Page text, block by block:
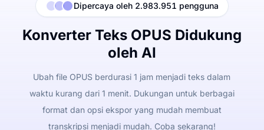
Dipercaya oleh 2.983.951 pengguna
Konverter Teks OPUS Didukung
oleh AI
Ubah file OPUS berdurasi 1 jam menjadi teks dalam
waktu kurang dari 1 menit. Dukungan untuk berbagai
format dan opsi ekspor yang mudah membuat
transkripsi menjadi mudah. Coba sekarang!